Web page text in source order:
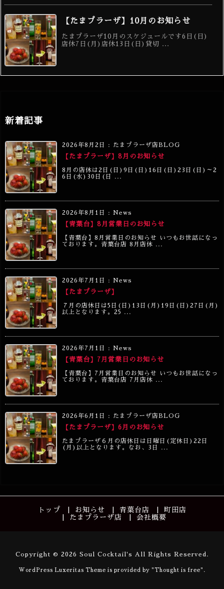
【たまプラーザ】10月のお知らせ
たまプラーザ10月のスケジュールです6日(日)
店休7日(月)店休13日(日)貸切 ...
新着記事
2026年8月2日 : たまプラーザ店BLOG
【たまプラーザ】8月のお知らせ
8月の店休は2日(日)9日(日)16日(日)23日(日)～2
6日(水)30日(日 ...
2026年8月1日 : News
【青葉台】8月営業日のお知らせ
【青葉台】8月営業日のお知らせ いつもお世話になっ
ております。青葉台店 8月店休 ...
2026年7月1日 : News
【たまプラーザ】
７月の店休日は5日(日)13日(月)19日(日)27日(月)
以上となります。25 ...
2026年7月1日 : News
【青葉台】7月営業日のお知らせ
【青葉台】7月営業日のお知らせ いつもお世話になっ
ております。青葉台店 7月店休 ...
2026年6月1日 : たまプラーザ店BLOG
【たまプラーザ】6月のお知らせ
たまプラーザ６月の店休日は日曜日(定休日)22日
(月)以上となります。なお、3日 ...
トップ お知らせ 青葉台店
町田店
たまプラーザ店
会社概要
Copyright © 2026 Soul Cocktail's All Rights Reserved.
WordPress Luxeritas Theme is provided by "Thought is free".